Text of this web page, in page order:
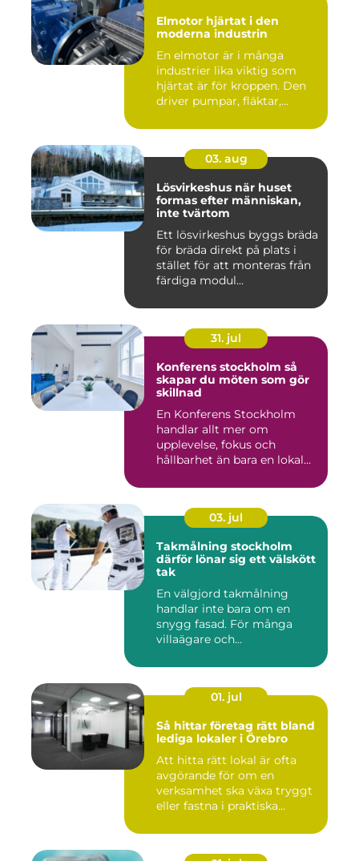
Elmotor hjärtat i den
moderna industrin
En elmotor är i många
industrier lika viktig som
hjärtat är för kroppen. Den
driver pumpar, fläktar,...
03. aug
Lösvirkeshus när huset
formas efter människan,
inte tvärtom
Ett lösvirkeshus byggs bräda
för bräda direkt på plats i
stället för att monteras från
färdiga modul...
31. jul
Konferens stockholm så
skapar du möten som gör
skillnad
En Konferens Stockholm
handlar allt mer om
upplevelse, fokus och
hållbarhet än bara en lokal
03. jul
Takmålning stockholm
därför lönar sig ett välskött
tak
En välgjord takmålning
handlar inte bara om en
snygg fasad. För många
villaägare och
01. jul
Så hittar företag rätt bland
lediga lokaler i Örebro
Att hitta rätt lokal är ofta
avgörande för om en
verksamhet ska växa tryggt
eller fastna i praktiska...